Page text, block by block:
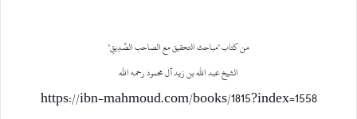
من كتاب "مباحث التحقيق مع الصاحب الصَّدِيقِ"
الشيخ عبد الله بن زيد آل محمود رحمه الله
https://ibn-mahmoud.com/books/1815?index=1558